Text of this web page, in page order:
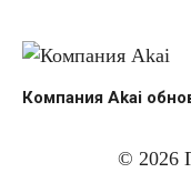
Компания Akai
© 2026